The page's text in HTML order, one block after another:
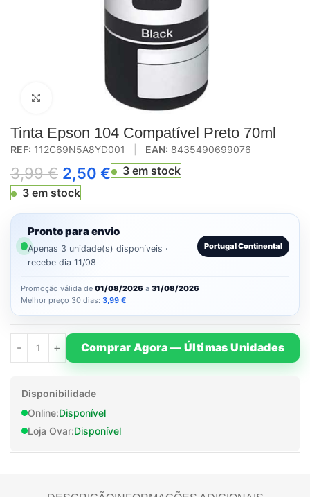
Click to enlarge
Tinta Epson 104 Compatível Preto 70ml
REF: 112C69N5A8YD001 EAN: 8435490699076
3,99€ 2,50 €
3 em stock
3 em stock
Pronto para envio
Apenas 3 unidade(s) disponíveis ·
recebe dia 11/08
Portugal Continental
Promoção válida de 01/08/2026 a 31/08/2026
Melhor preço 30 dias: 3,99 €
Comprar Agora — Últimas Unidades
Disponibilidade
Online:Disponível
Loja Ovar:Disponível